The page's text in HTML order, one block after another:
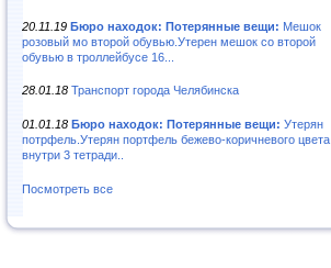
20.11.19 Бюро находок: Потерянные вещи: Мешок
розовый мо второй обувью.Утерен мешок со второй
обувью в троллейбусе 16...
28.01.18 Транспорт города Челябинска
01.01.18 Бюро находок: Потерянные вещи: Утерян
потрфель.Утерян портфель бежево-коричневого цвета ,
внутри 3 тетради..
Посмотреть все